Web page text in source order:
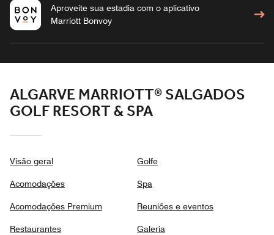
Aproveite sua estadia com o aplicativo
Marriott Bonvoy
ALGARVE MARRIOTT® SALGADOS
GOLF RESORT & SPA
Visão geral
Acomodações
Acomodações Premium
Restaurantes
Golfe
Spa
Reuniões e eventos
Galeria